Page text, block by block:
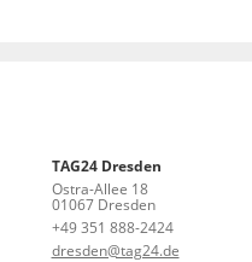
TAG24 Dresden
Ostra-Allee 18
01067 Dresden
+49 351 888-2424
dresden@tag24.de